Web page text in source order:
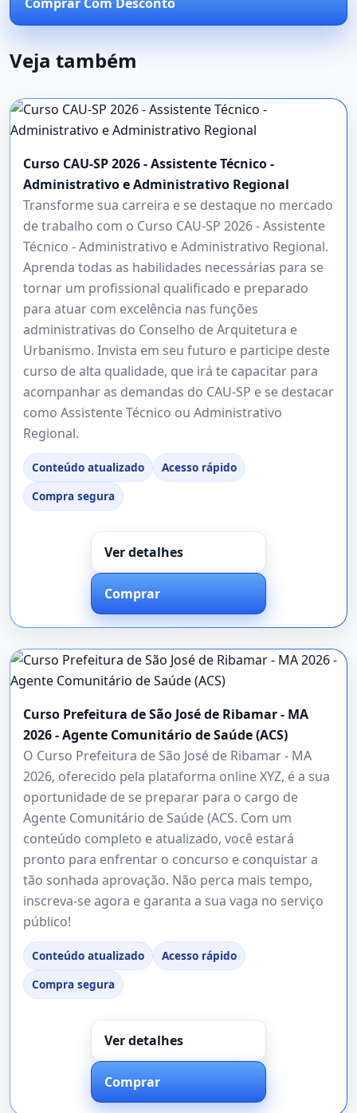
Veja também
Curso CAU-SP 2026 - Assistente Técnico -
Administrativo e Administrativo Regional
Transforme sua carreira e se destaque no mercado
de trabalho com o Curso CAU-SP 2026 - Assistente
Técnico - Administrativo e Administrativo Regional.
Aprenda todas as habilidades necessárias para se
tornar um profissional qualificado e preparado
para atuar com excelência nas funções
administrativas do Conselho de Arquitetura e
Urbanismo. Invista em seu futuro e participe deste
curso de alta qualidade, que irá te capacitar para
acompanhar as demandas do CAU-SP e se destacar
como Assistente Técnico ou Administrativo
Regional.
Conteúdo atualizado
Acesso rápido
Compra segura
Ver detalhes
Comprar
Curso Prefeitura de São José de Ribamar - MA
2026 - Agente Comunitário de Saúde (ACS)
O Curso Prefeitura de São José de Ribamar - MA
2026, oferecido pela plataforma online XYZ, é a sua
oportunidade de se preparar para o cargo de
Agente Comunitário de Saúde (ACS. Com um
conteúdo completo e atualizado, você estará
pronto para enfrentar o concurso e conquistar a
tão sonhada aprovação. Não perca mais tempo,
inscreva-se agora e garanta a sua vaga no serviço
público!
Conteúdo atualizado
Acesso rápido
Compra segura
Ver detalhes
Comprar